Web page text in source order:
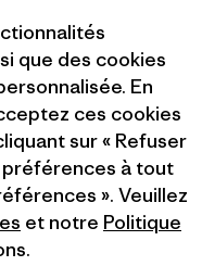
de
que des cookies
En
ces cookies
sur « Refuser
à tout
». Veuillez
et notre Politique